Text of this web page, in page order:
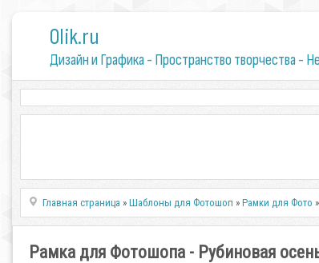
0lik.ru
Дизайн и Графика - Пространство творчества -
Главная страница »Шаблоны для Фотошоп »Рамки для Фото
Рамка для Фотошопа - Рубиновая